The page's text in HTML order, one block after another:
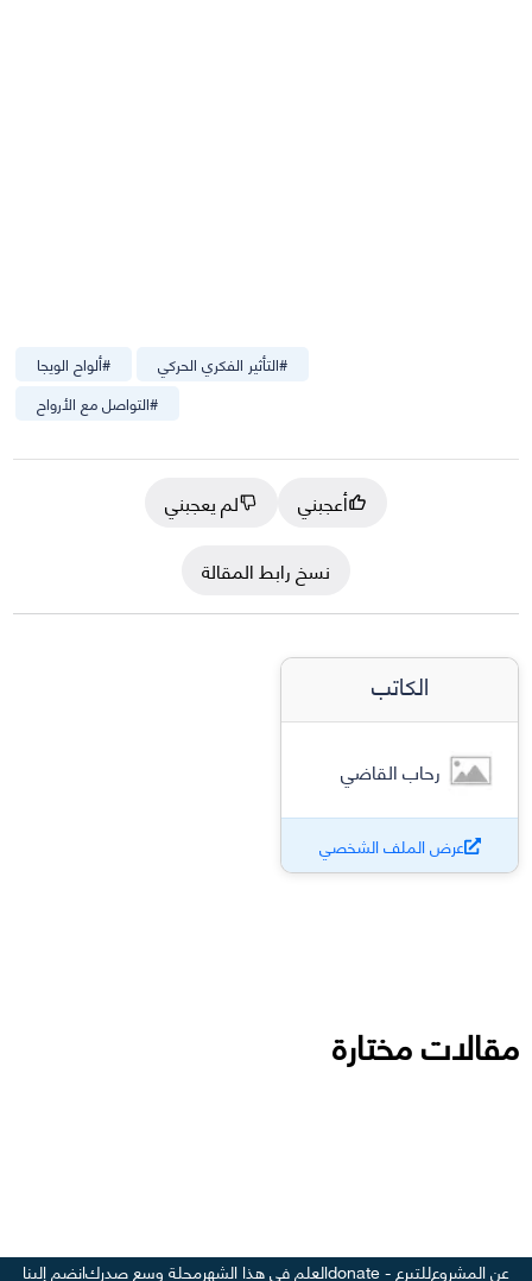
#ألواح الويجا #التأثير الفكري الحركي
#التواصل مع الأرواح
أعجبني
لم يعجبني
نسخ رابط المقالة
الكاتب
رحاب القاضي
عرض الملف الشخصي
مقالات مختارة
عن المشروعللتبرع - donate العلم في هذا الشهرمجلة وسع صدركانضم إلينا